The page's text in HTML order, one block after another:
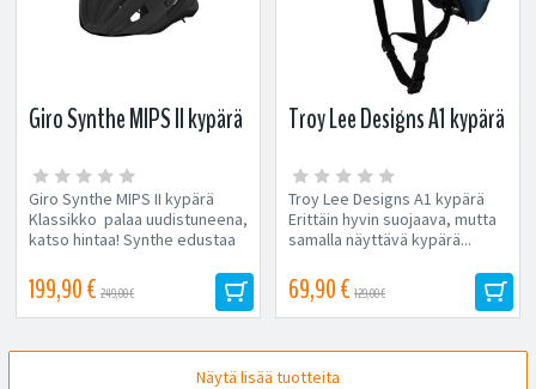
Giro Synthe MIPS II kypärä
Giro Synthe MIPS II kypärä
Klassikko palaa uudistuneena,
katso hintaa! Synthe edustaa
huippua....
199,90 € 249,00 €
Troy Lee Designs A1 kypärä
Troy Lee Designs A1 kypärä
Erittäin hyvin suojaava, mutta
samalla näyttävä kypärä...
69,90 € 129,00 €
Näytä lisää tuotteita